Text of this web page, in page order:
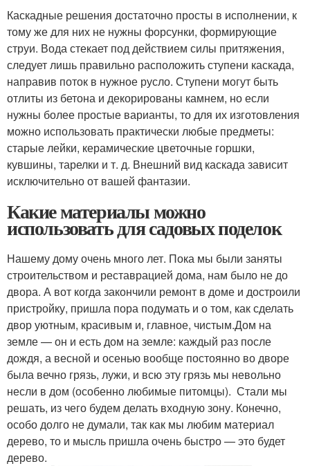
Каскадные решения достаточно просты в исполнении, к
тому же для них не нужны форсунки, формирующие
струи. Вода стекает под действием силы притяжения,
следует лишь правильно расположить ступени каскада,
направив поток в нужное русло. Ступени могут быть
отлиты из бетона и декорированы камнем, но если
нужны более простые варианты, то для их изготовления
можно использовать практически любые предметы:
старые лейки, керамические цветочные горшки,
кувшины, тарелки и т. д. Внешний вид каскада зависит
исключительно от вашей фантазии.
Какие материалы можно
использовать для садовых поделок
Нашему дому очень много лет. Пока мы были заняты
строительством и реставрацией дома, нам было не до
двора. А вот когда закончили ремонт в доме и достроили
пристройку, пришла пора подумать и о том, как сделать
двор уютным, красивым и, главное, чистым.Дом на
земле — он и есть дом на земле: каждый раз после
дождя, а весной и осенью вообще постоянно во дворе
была вечно грязь, лужи, и всю эту грязь мы невольно
несли в дом (особенно любимые питомцы). Стали мы
решать, из чего будем делать входную зону. Конечно,
особо долго не думали, так как мы любим материал
дерево, то и мысль пришла очень быстро — это будет
дерево.